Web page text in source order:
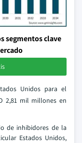
segmentos clave
Unidos para el
2,81 mil millones en
de inhibidores de la
Estados Unidos,